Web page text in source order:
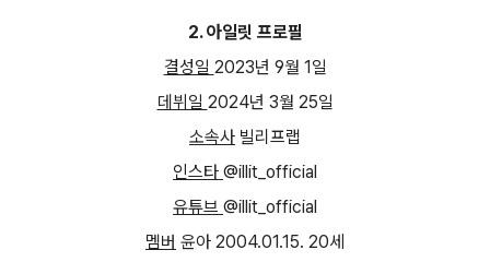
2.아일릿 프로필
결성일 2023년 9월 1일
데뷔일 2024년 3월 25일
소속사 빌리프랩
인스타 @illit_official
유튜브 @illit_official
멤버 윤아 2004.01.15. 20세